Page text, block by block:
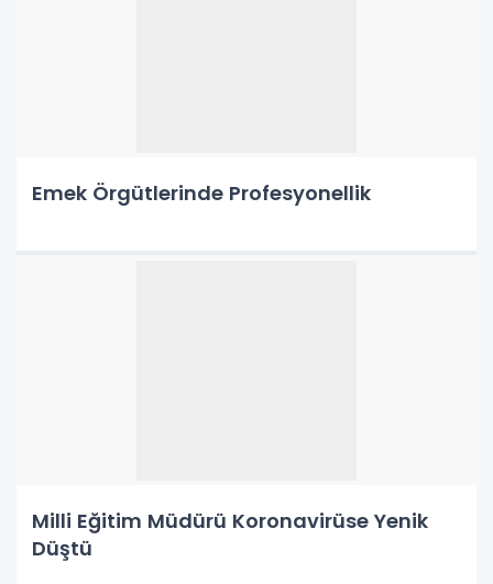
Emek Örgütlerinde Profesyonellik
Milli Eğitim Müdürü Koronavirüse Yenik
Düştü